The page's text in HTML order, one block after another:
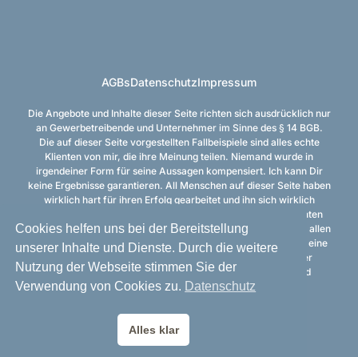
AGBsDatenschutzImpressum
Die Angebote und Inhalte dieser Seite richten sich ausdrücklich nur
an Gewerbetreibende und Unternehmer im Sinne des § 14 BGB.
Die auf dieser Seite vorgestellten Fallbeispiele sind alles echte
Klienten von mir, die ihre Meinung teilen. Niemand wurde in
irgendeiner Form für seine Aussagen kompensiert. Ich kann Dir
keine Ergebnisse garantieren. All Menschen auf dieser Seite haben
wirklich hart für ihren Erfolg gearbeitet und ihn sich wirklich
verdient, wurden aber von uns eins zu eins betreut und konnten
unsere Vorlagen nutzen. Ich möchte mich an dieser Stelle von allen
Schnell-Reich-Werden-Angeboten distanzieren. Dies hier ist eine
mit Coaching gestütztes Training einer (ins Handelsregister
eingetragenen) Firma aus der wunderschönen Kaiser- und
Hansestadt Tangermünde.
Cookies helfen uns bei der Bereitstellung
unserer Inhalte und Dienste. Durch die weitere
Nutzung der Webseite stimmen Sie der
Verwendung von Cookies zu. Datenschutz
Alles klar